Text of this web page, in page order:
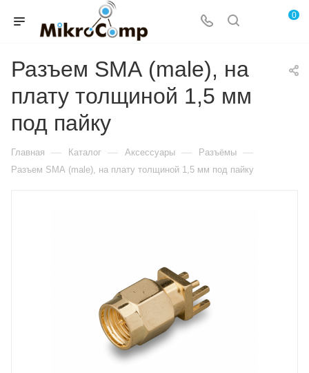
0
Разъем SМА (male), на
плату толщиной 1,5 мм
под пайку
Главная — Каталог — Аксессуары — Разъёмы —
Разъем SМА (male), на плату толщиной 1,5 мм под пайку